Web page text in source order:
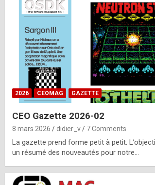
2026 CEOMAG GAZETTE
CEO Gazette 2026-02
8 mars 2026 didier_v 7 Comments
La gazette prend forme petit à petit.
un résumé des nouveautés pour notre…